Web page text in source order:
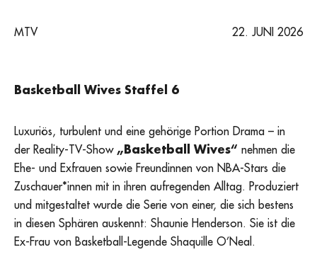
MTV 22. JUNI 2026
Basketball Wives Staffel 6
Luxuriös, turbulent und eine gehörige Portion Drama – in
der Reality-TV-Show „Basketball Wives“ nehmen die
Ehe- und Exfrauen sowie Freundinnen von NBA-Stars die
Zuschauer*innen mit in ihren aufregenden Alltag. Produziert
und mitgestaltet wurde die Serie von einer, die sich bestens
in diesen Sphären auskennt: Shaunie Henderson. Sie ist die
Ex-Frau von Basketball-Legende Shaquille O’Neal.